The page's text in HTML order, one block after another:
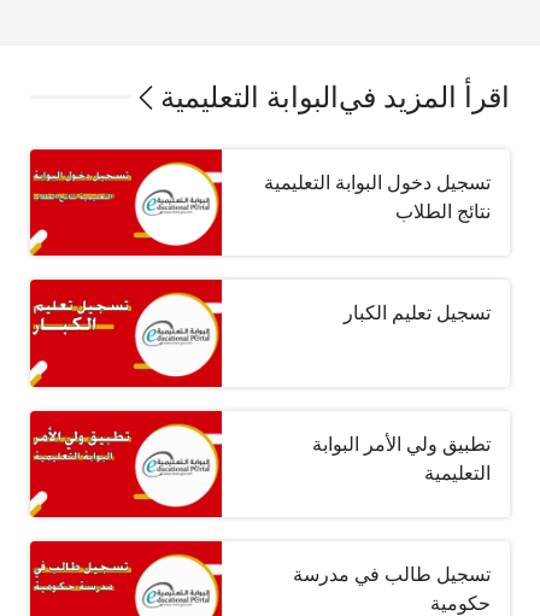
اقرأ المزيد في البوابة التعليمية
تسجيل دخول البوابة التعليمية
نتائج الطلاب
تسجيل تعليم الكبار
تطبيق ولي الأمر البوابة
التعليمية
تسجيل طالب في مدرسة
حكومية